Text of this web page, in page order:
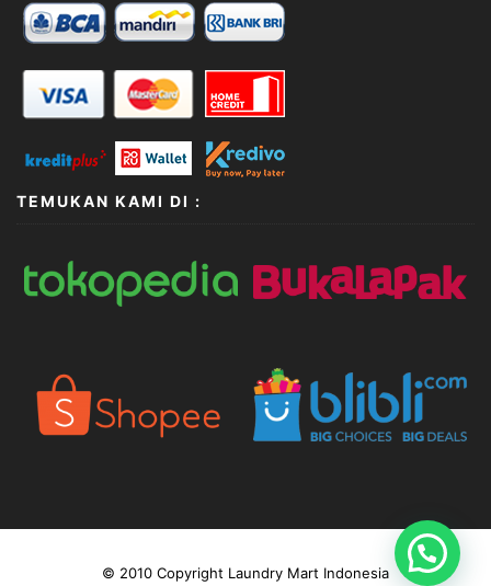
TEMUKAN KAMI DI :
© 2010 Copyright Laundry Mart Indonesia